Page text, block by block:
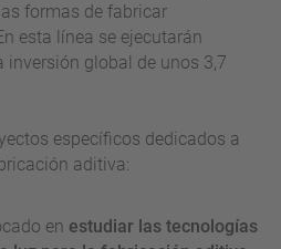
formas de fabricar
esta línea se ejecutarán
inversión global de unos 3,7
específicos dedicados a
aditiva:
en estudiar las tecnologías